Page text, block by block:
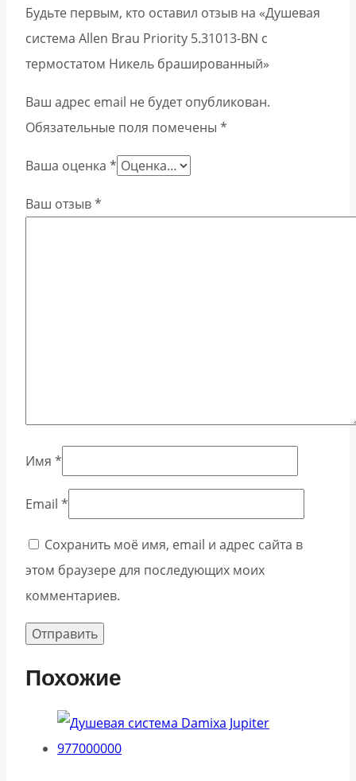
Будьте первым, кто оставил отзыв на «Душевая
система Allen Brau Priority 5.31013-BN с
термостатом Никель брашированный»
Ваш адрес email не будет опубликован.
Обязательные поля помечены *
Ваша оценка *
Ваш отзыв*
Имя *
Email *
Сохранить моё имя, email и адрес сайта в
этом браузере для последующих моих
комментариев.
Похожие